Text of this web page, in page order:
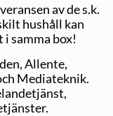
av de s.k.
hushåll kan
samma box!
Allente,
Mediateknik.